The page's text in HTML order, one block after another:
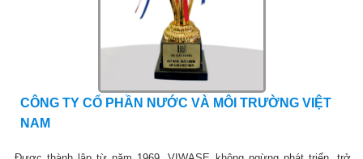
CÔNG TY CỔ PHẦN NƯỚC VÀ MÔI TRƯỜNG VIỆT
NAM